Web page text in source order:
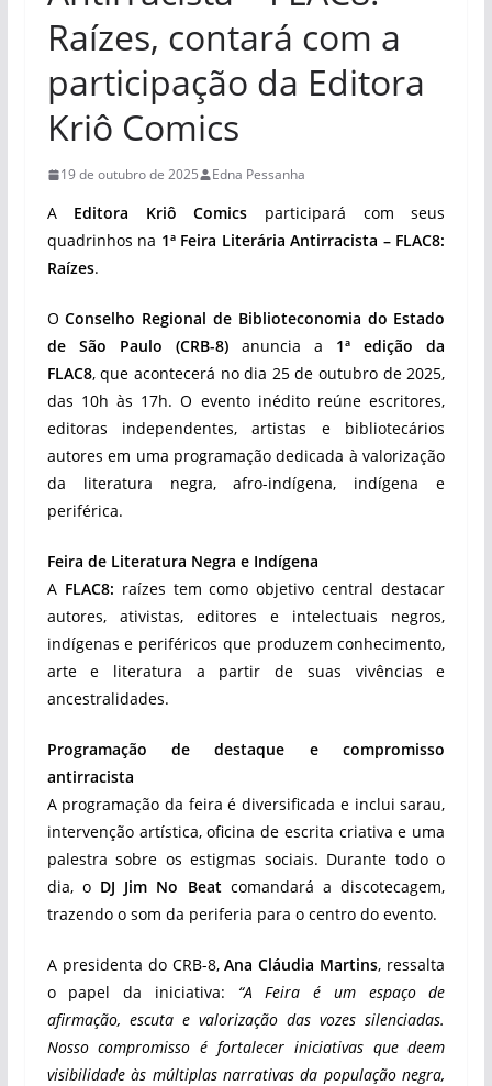
Raízes, contará com a
participação da Editora
Kriô Comics
19 de outubro de 2025 Edna Pessanha
A Editora Kriô Comics participará com seus
quadrinhos na 1ª Feira Literária Antirracista – FLAC8:
Raízes.
OConselho Regional de Biblioteconomia do Estado
de São Paulo (CRB-8)anuncia a 1ª edição da
FLAC8, que acontecerá no dia 25 de outubro de 2025,
das 10h às 17h. O evento inédito reúne escritores,
editoras independentes, artistas e bibliotecários
autores em uma programação dedicada à valorização
da literatura negra, afro-indígena, indígena e
periférica.
Feira de Literatura Negra e Indígena
A FLAC8: raízes tem como objetivo central destacar
autores, ativistas, editores e intelectuais negros,
indígenas e periféricos que produzem conhecimento,
arte e literatura a partir de suas vivências e
ancestralidades.
Programação de destaque e compromisso
antirracista
A programação da feira é diversificada e inclui sarau,
intervenção artística, oficina de escrita criativa e uma
palestra sobre os estigmas sociais. Durante todo o
dia, o DJ Jim No Beatcomandará a discotecagem,
trazendo o som da periferia para o centro do evento.
A presidenta do CRB-8,Ana Cláudia Martins, ressalta
o papel da iniciativa: “A Feira é um espaço de
afirmação, escuta e valorização das vozes silenciadas.
Nosso compromisso é fortalecer iniciativas que deem
visibilidade às múltiplas narrativas da população negra,